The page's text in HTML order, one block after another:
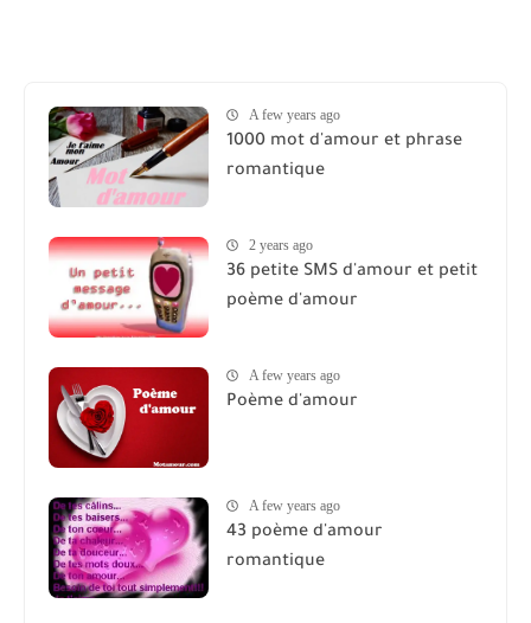
A few years ago
1000 mot d'amour et phrase
romantique
2 years ago
36 petite SMS d'amour et petit
poème d'amour
A few years ago
Poème d'amour
A few years ago
43 poème d'amour
romantique